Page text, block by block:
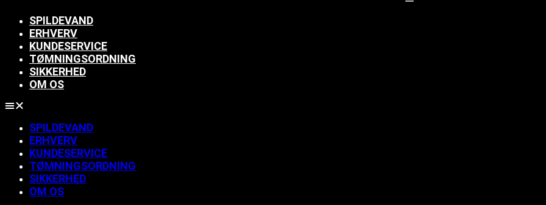
SPILDEVAND
ERHVERV
KUNDESERVICE
TØMNINGSORDNING
SIKKERHED
OM OS
SPILDEVAND
ERHVERV
KUNDESERVICE
TØMNINGSORDNING
SIKKERHED
OM OS